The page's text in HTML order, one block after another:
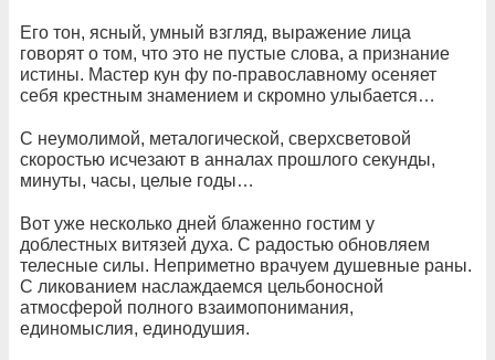
Его тон, ясный, умный взгляд, выражение лица
говорят о том, что это не пустые слова, а признание
истины. Мастер кун фу по-православному осеняет
себя крестным знамением и скромно улыбается…
С неумолимой, металогической, сверхсветовой
скоростью исчезают в анналах прошлого секунды,
минуты, часы, целые годы…
Вот уже несколько дней блаженно гостим у
доблестных витязей духа. С радостью обновляем
телесные силы. Неприметно врачуем душевные раны.
С ликованием наслаждаемся цельбоносной
атмосферой полного взаимопонимания,
единомыслия, единодушия.